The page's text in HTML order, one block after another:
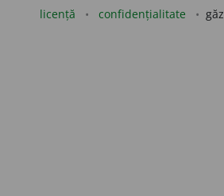
licență confidențialitate